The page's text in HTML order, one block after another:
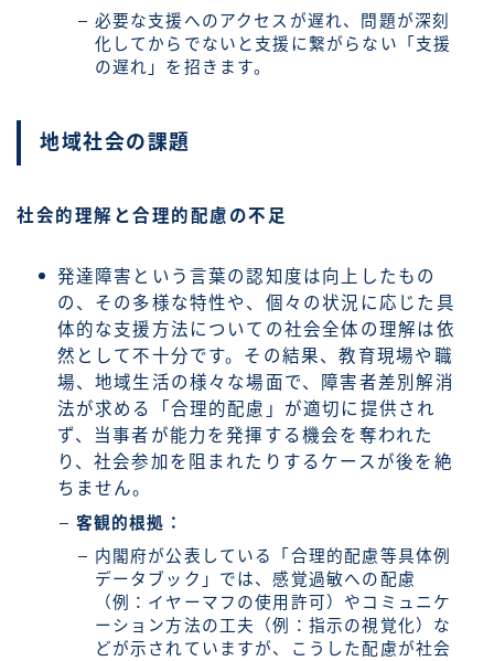
必要な支援へのアクセスが遅れ、問題が深刻
化してからでないと支援に繋がらない「支援
の遅れ」を招きます。
地域社会の課題
社会的理解と合理的配慮の不足
発達障害という言葉の認知度は向上したもの
の、その多様な特性や、個々の状況に応じた具
体的な支援方法についての社会全体の理解は依
然として不十分です。その結果、教育現場や職
場、地域生活の様々な場面で、障害者差別解消
法が求める「合理的配慮」が適切に提供され
ず、当事者が能力を発揮する機会を奪われた
り、社会参加を阻まれたりするケースが後を絶
ちません。
客観的根拠：
内閣府が公表している「合理的配慮等具体例
データブック」では、感覚過敏への配慮
（例：イヤーマフの使用許可）やコミュニケ
ーション方法の工夫（例：指示の視覚化）な
どが示されていますが、こうした配慮が社会